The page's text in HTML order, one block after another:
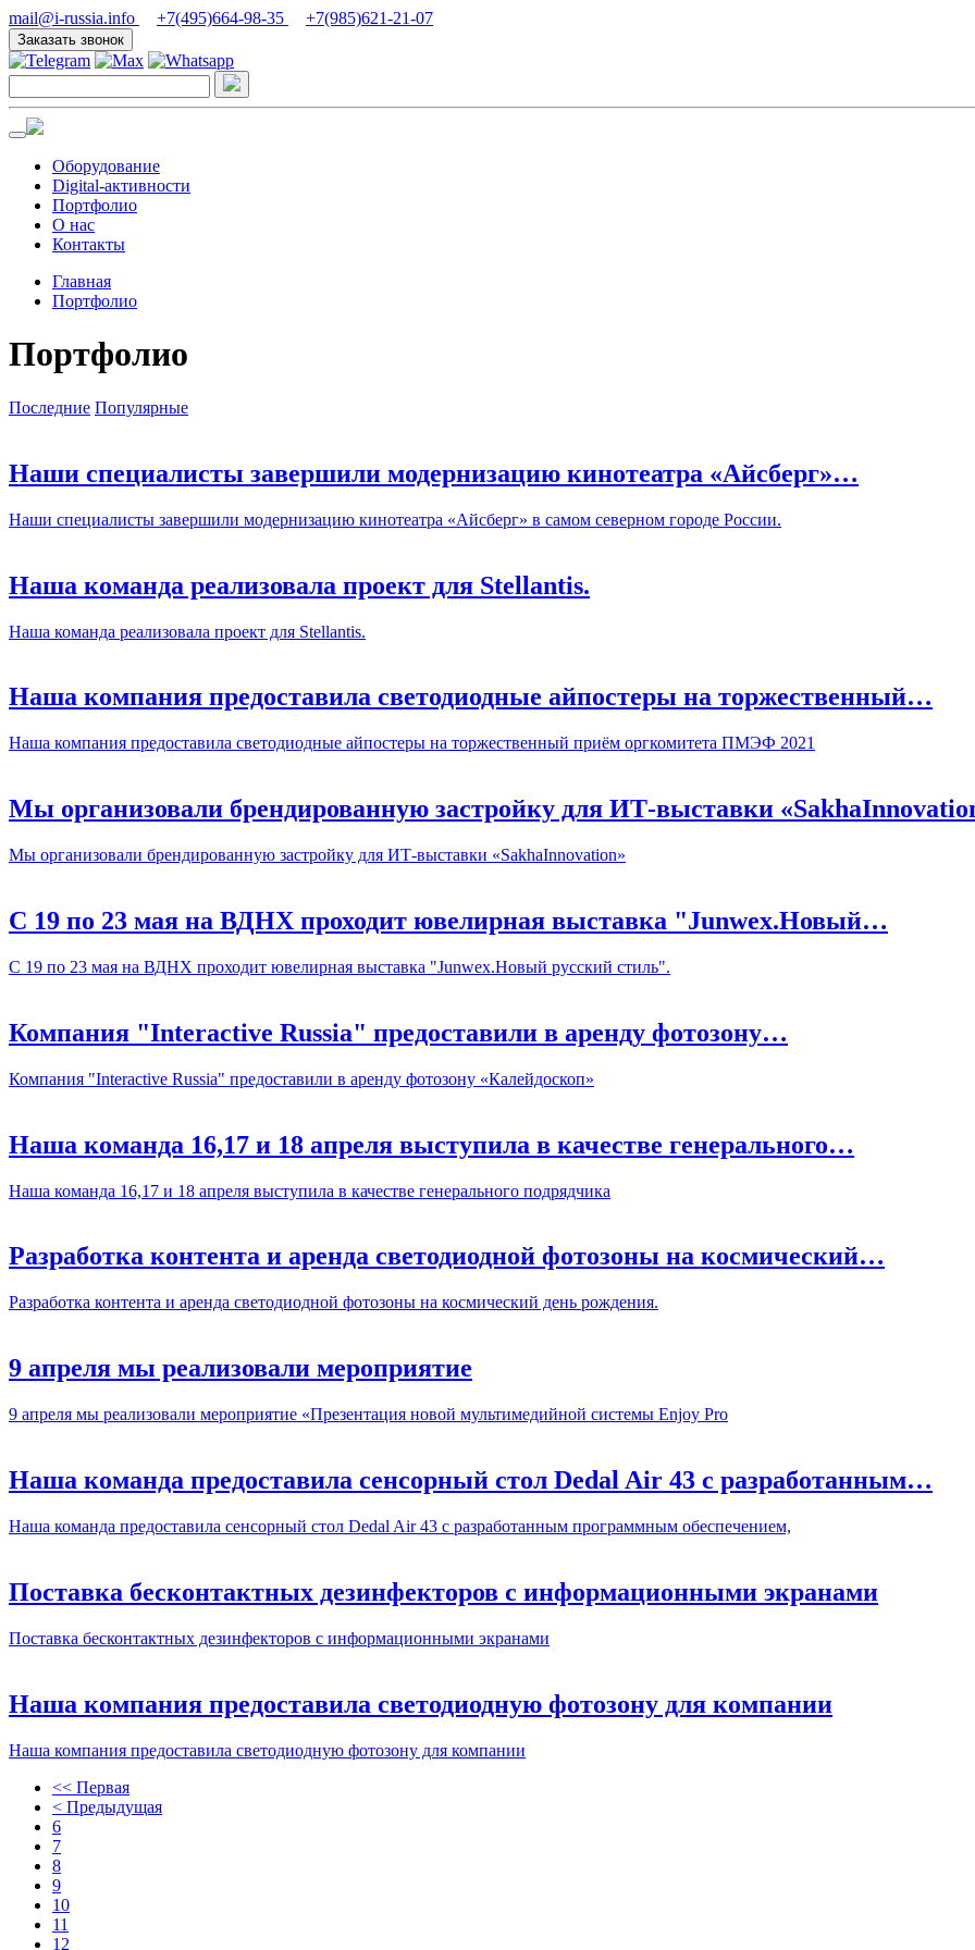
mail@i-russia.info +7(495)664-98-35 +7(985)621-21-07
Заказать звонок
Оборудование
Digital-активности
Портфолио
О нас
Контакты
Главная
Портфолио
Портфолио
Последние Популярные
Наши специалисты завершили модернизацию кинотеатра «Айсберг»…
Наши специалисты завершили модернизацию кинотеатра «Айсберг» в самом северном городе России.
Наша команда реализовала проект для Stellantis.
Наша команда реализовала проект для Stellantis.
Наша компания предоставила светодиодные айпостеры на торжественный…
Наша компания предоставила светодиодные айпостеры на торжественный приём оргкомитета ПМЭФ 2021
Мы организовали брендированную застройку для ИТ-выставки
Мы организовали брендированную застройку для ИТ-выставки «SakhaInnovation»
С 19 по 23 мая на ВДНХ проходит ювелирная выставка "Junwex.Новый…
С 19 по 23 мая на ВДНХ проходит ювелирная выставка "Junwex.Новый русский стиль".
Компания "Interactive Russia" предоставили в аренду фотозону…
Компания "Interactive Russia" предоставили в аренду фотозону «Калейдоскоп»
Наша команда 16,17 и 18 апреля выступила в качестве генерального…
Наша команда 16,17 и 18 апреля выступила в качестве генерального подрядчика
Разработка контента и аренда светодиодной фотозоны на космический…
Разработка контента и аренда светодиодной фотозоны на космический день рождения.
9 апреля мы реализовали мероприятие
9 апреля мы реализовали мероприятие «Презентация новой мультимедийной системы Enjoy Pro
Наша команда предоставила сенсорный стол Dedal Air 43 с разработанным…
Наша команда предоставила сенсорный стол Dedal Air 43 с разработанным программным обеспечением,
Поставка бесконтактных дезинфекторов с информационными экранами
Поставка бесконтактных дезинфекторов с информационными экранами
Наша компания предоставила светодиодную фотозону для компании
Наша компания предоставила светодиодную фотозону для компании
<< Первая
< Предыдущая
6
7
8
9
10
11
12